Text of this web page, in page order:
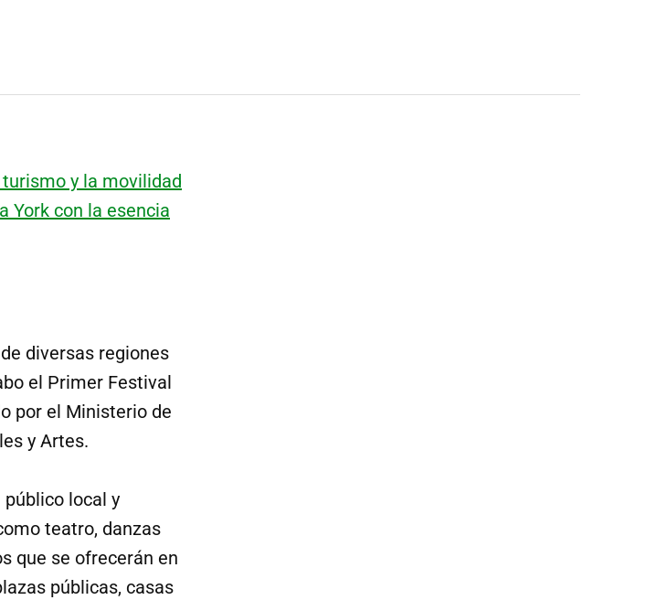
y la movilidad
York con la esencia
diversas regiones
el Primer Festival
por el Ministerio de
y Artes.
local y
teatro, danzas
que se ofrecerán en
públicas, casas